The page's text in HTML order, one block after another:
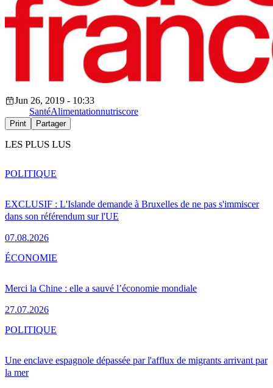
Jun 26, 2019 - 10:33
SantéAlimentationnutriscore
Print Partager
LES PLUS LUS
EXCLUSIF : L'Islande demande à Bruxelles de ne pas s'immiscer
dans son référendum sur l'UE
07.08.2026
POLITIQUE
Merci la Chine : elle a sauvé l’économie mondiale
27.07.2026
ÉCONOMIE
Une enclave espagnole dépassée par l'afflux de migrants arrivant par
la mer
POLITIQUE